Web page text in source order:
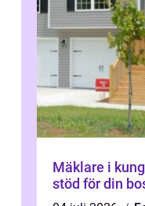
Mäklare i kungsängen
stöd för din